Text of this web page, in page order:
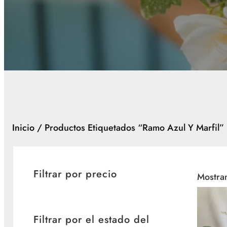
Inicio / Productos Etiquetados “ramo Azul Y Marfil”
Filtrar por precio
Filtrar por el estado del